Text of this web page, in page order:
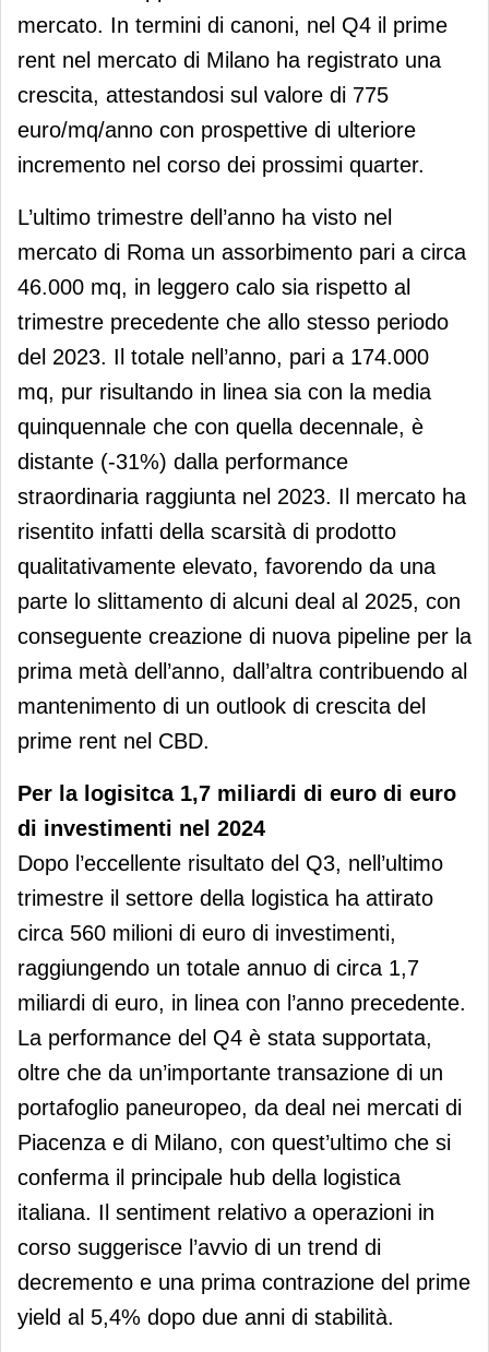
mercato. In termini di canoni, nel Q4 il prime
rent nel mercato di Milano ha registrato una
crescita, attestandosi sul valore di 775
euro/mq/anno con prospettive di ulteriore
incremento nel corso dei prossimi quarter.
L’ultimo trimestre dell’anno ha visto nel
mercato di Roma un assorbimento pari a circa
46.000 mq, in leggero calo sia rispetto al
trimestre precedente che allo stesso periodo
del 2023. Il totale nell’anno, pari a 174.000
mq, pur risultando in linea sia con la media
quinquennale che con quella decennale, è
distante (-31%) dalla performance
straordinaria raggiunta nel 2023. Il mercato ha
risentito infatti della scarsità di prodotto
qualitativamente elevato, favorendo da una
parte lo slittamento di alcuni deal al 2025, con
conseguente creazione di nuova pipeline per la
prima metà dell’anno, dall’altra contribuendo al
mantenimento di un outlook di crescita del
prime rent nel CBD.
Per la logisitca 1,7 miliardi di euro di euro
di investimenti nel 2024
Dopo l’eccellente risultato del Q3, nell’ultimo
trimestre il settore della logistica ha attirato
circa 560 milioni di euro di investimenti,
raggiungendo un totale annuo di circa 1,7
miliardi di euro, in linea con l’anno precedente.
La performance del Q4 è stata supportata,
oltre che da un’importante transazione di un
portafoglio paneuropeo, da deal nei mercati di
Piacenza e di Milano, con quest’ultimo che si
conferma il principale hub della logistica
italiana. Il sentiment relativo a operazioni in
corso suggerisce l’avvio di un trend di
decremento e una prima contrazione del prime
yield al 5,4% dopo due anni di stabilità.